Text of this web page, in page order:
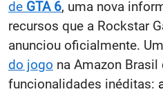
de GTA 6, uma nova
recursos que a Rockstar
anunciou oficialmente.
do jogo na Amazon Brasil
funcionalidades inéditas: